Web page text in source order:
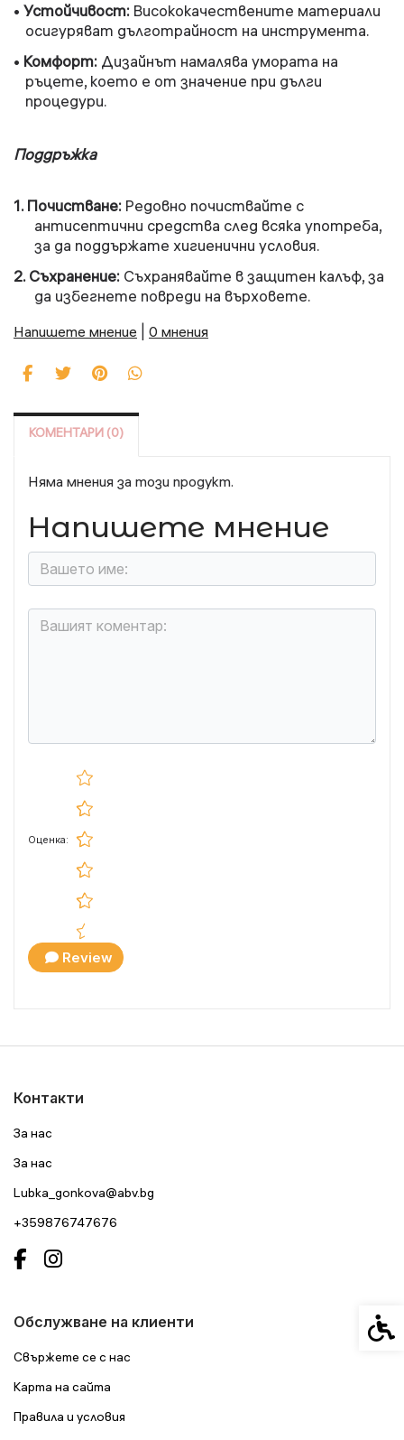
• Устойчивост: Висококачествените материали
осигуряват дълготрайност на инструмента.
• Комфорт: Дизайнът намалява умората на
ръцете, което е от значение при дълги
процедури.
Поддръжка
1.Почистване: Редовно почиствайте с
антисептични средства след всяка употреба,
за да поддържате хигиенични условия.
2.Съхранение: Съхранявайте в защитен калъф, за
да избегнете повреди на върховете.
Напишете мнение 0 мнения
КОМЕНТАРИ (0)
Няма мнения за този продукт.
Напишете мнение
Оценка:
Review
Контакти
За нас
За нас
Lubka_gonkova@abv.bg
+359876747676
Обслужване на клиенти
Свържете се с нас
Карта на сайта
Правила и условия